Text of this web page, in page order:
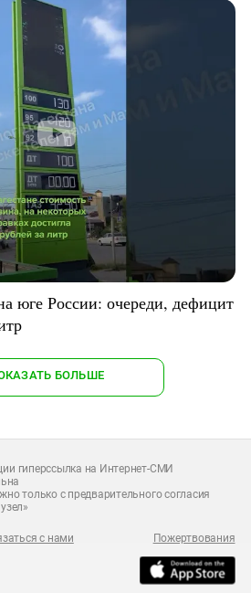
юге России: очереди, дефицит
БОЛЬШЕ
гиперссылка на Интернет-СМИ
только с предварительного согласия
с нами Пожертвования